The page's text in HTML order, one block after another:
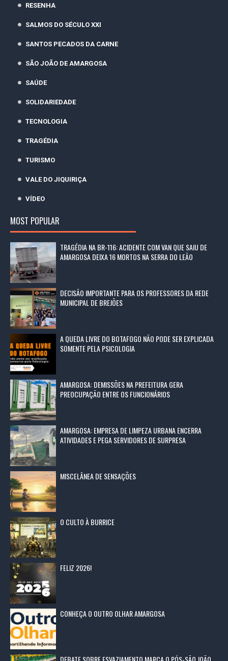
RESENHA
SALMOS DO SÉCULO XXI
SANTOS PECADOS DA CARNE
SÃO JOÃO DE AMARGOSA
SAÚDE
SOLIDARIEDADE
TECNOLOGIA
TRAGÉDIA
TURISMO
VALE DO JIQUIRIÇA
VÍDEO
MOST POPULAR
TRAGÉDIA NA BR-116: ACIDENTE COM VAN QUE SAIU DE
AMARGOSA DEIXA 16 MORTOS NA SERRA DO LEÃO
DECISÃO IMPORTANTE PARA OS PROFESSORES DA REDE
MUNICIPAL DE BREJÕES
A QUEDA LIVRE DO BOTAFOGO NÃO PODE SER EXPLICADA
SOMENTE PELA PSICOLOGIA
AMARGOSA: DEMISSÕES NA PREFEITURA GERA
PREOCUPAÇÃO ENTRE OS FUNCIONÁRIOS
AMARGOSA: EMPRESA DE LIMPEZA URBANA ENCERRA
ATIVIDADES E PEGA SERVIDORES DE SURPRESA
MISCELÂNEA DE SENSAÇÕES
O CULTO À BURRICE
FELIZ 2026!
CONHEÇA O OUTRO OLHAR AMARGOSA